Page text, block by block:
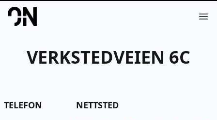
Your Company
VERKSTEDVEIEN 6C
TELEFON
NETTSTED